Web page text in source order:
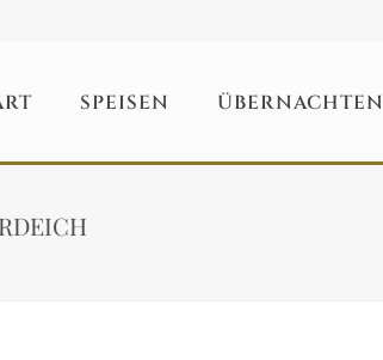
SPEISEN ÜBERNACHTEN